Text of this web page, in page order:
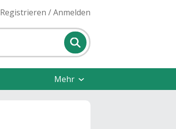
Registrieren / Anmelden
Mehr